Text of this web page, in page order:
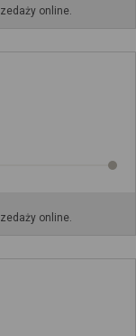
online.
online.